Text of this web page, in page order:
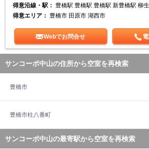
得意沿線・駅：
豊橋駅 豊橋駅 豊橋駅 新豊橋駅 柳
得意エリア：
豊橋市 田原市 湖西市
Webでお問合せ
サンコーポ中山の住所から空室を再検索
豊橋市
豊橋市柱八番町
サンコーポ中山の最寄駅から空室を再検索